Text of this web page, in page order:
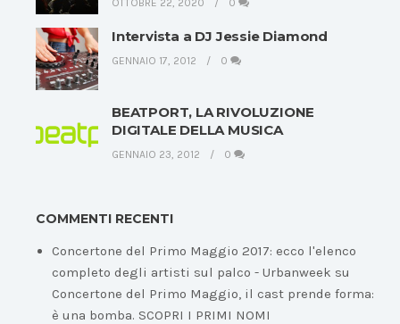
OTTOBRE 22, 2020 0
Intervista a DJ Jessie Diamond
GENNAIO 17, 2012 0
BEATPORT, LA RIVOLUZIONE
DIGITALE DELLA MUSICA
GENNAIO 23, 2012 0
COMMENTI RECENTI
Concertone del Primo Maggio 2017: ecco l'elenco
completo degli artisti sul palco - Urbanweek su
Concertone del Primo Maggio, il cast prende forma:
è una bomba. SCOPRI I PRIMI NOMI